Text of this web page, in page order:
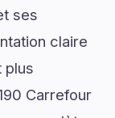
ses
claire
plus
Carrefour